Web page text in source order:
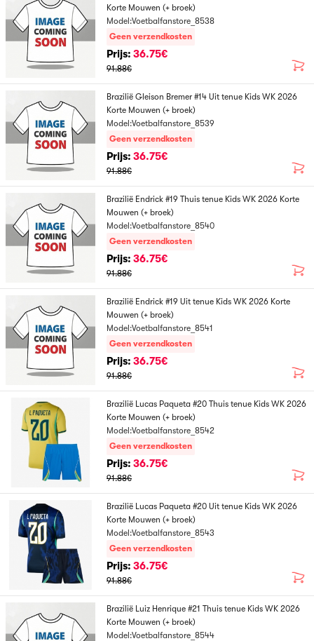
Korte Mouwen (+ broek)
Model:Voetbalfanstore_8538
Geen verzendkosten
Prijs: 36.75€
91.88€
Brazilië Gleison Bremer #14 Uit tenue Kids WK 2026
Korte Mouwen (+ broek)
Model:Voetbalfanstore_8539
Geen verzendkosten
Prijs: 36.75€
91.88€
Brazilië Endrick #19 Thuis tenue Kids WK 2026 Korte
Mouwen (+ broek)
Model:Voetbalfanstore_8540
Geen verzendkosten
Prijs: 36.75€
91.88€
Brazilië Endrick #19 Uit tenue Kids WK 2026 Korte
Mouwen (+ broek)
Model:Voetbalfanstore_8541
Geen verzendkosten
Prijs: 36.75€
91.88€
Brazilië Lucas Paqueta #20 Thuis tenue Kids WK 2026
Korte Mouwen (+ broek)
Model:Voetbalfanstore_8542
Geen verzendkosten
Prijs: 36.75€
91.88€
Brazilië Lucas Paqueta #20 Uit tenue Kids WK 2026
Korte Mouwen (+ broek)
Model:Voetbalfanstore_8543
Geen verzendkosten
Prijs: 36.75€
91.88€
Brazilië Luiz Henrique #21 Thuis tenue Kids WK 2026
Korte Mouwen (+ broek)
Model:Voetbalfanstore_8544